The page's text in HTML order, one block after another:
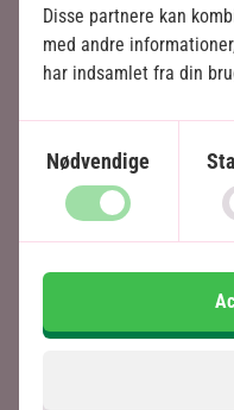
Vandfald og
Aberdare
mest spektakulære
niveauer og et
Disse partnere kan
med andre
har indsamlet fra din
Nødvendige